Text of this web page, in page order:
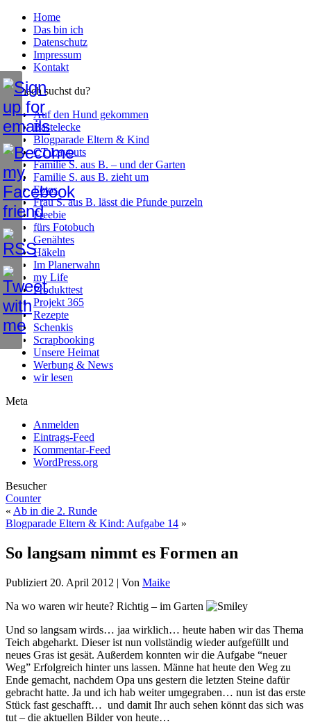
Home
Das bin ich
Datenschutz
Impressum
Kontakt
Wonach suchst du?
Auf den Hund gekommen
Bastelecke
Blogparade Eltern & Kind
CT Layouts
Familie S. aus B. – und der Garten
Familie S. aus B. zieht um
Fotos
Frau S. aus B. lässt die Pfunde purzeln
Freebie
fürs Fotobuch
Genähtes
Häkeln
Im Planerwahn
my Life
Produkttest
Projekt 365
Rezepte
Schenkis
Scrapbooking
Unsere Heimat
Werbung & News
wir lesen
Meta
Anmelden
Eintrags-Feed
Kommentar-Feed
WordPress.org
Besucher
Counter
« Ab in die 2. Runde
Blogparade Eltern & Kind: Aufgabe 14 »
So langsam nimmt es Formen an
Publiziert 20. April 2012 | Von Maike
Na wo waren wir heute? Richtig – im Garten
Und so langsam wirds… jaa wirklich… heute haben wir das Thema
Teich abgeharkt. Dieser ist nun vollständig wieder aufgefüllt und
neues Gras ist gesät. Außerdem konnten wir die Aufgabe “neuer
Weg” Erfolgreich hinter uns lassen. Männe hat heute den Weg zu
Ende gemacht, nachdem Opa uns gestern die letzten Steine dafür
gebracht hatte. Ja und ich hab weiter umgegraben… nun ist das erste
Stück fast geschafft… und damit Ihr auch sehen könnt das sich was
tut – die aktuellen Bilder von heute…